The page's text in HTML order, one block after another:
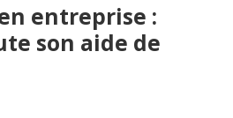
entreprise :
son aide de